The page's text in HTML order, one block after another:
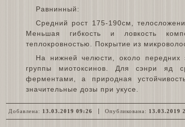
Равнинный:
Средний рост 175-190см,
Меньшая гибкость и ловкость
теплокровностью. Покрытие из
На нижней челюсти, около
группы миотоксинов. Для сэнри яд
ферментами, а природная
значительные дозы при укусе.
Добавлена: 13.03.2019 09:26 Опубликована: 13.03.2019